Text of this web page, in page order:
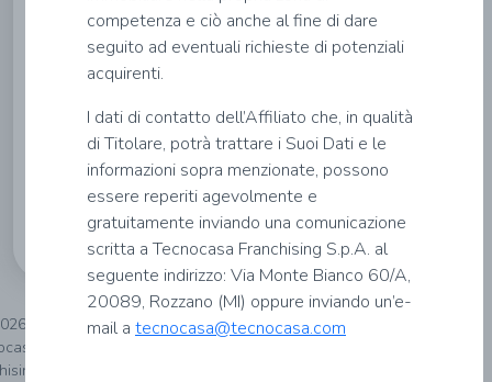
INVIA
Informativa
privacy
competenza e ciò anche al fine di dare
seguito ad eventuali richieste di potenziali
acquirenti.
I dati di contatto dell’Affiliato che, in qualità
di Titolare, potrà trattare i Suoi Dati e le
informazioni sopra menzionate, possono
essere reperiti agevolmente e
gratuitamente inviando una comunicazione
scritta a Tecnocasa Franchising S.p.A. al
seguente indirizzo: Via Monte Bianco 60/A,
20089, Rozzano (MI) oppure inviando un’e-
mail a tecnocasa@tecnocasa.com